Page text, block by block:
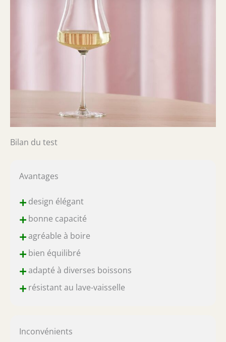
Bilan du test
Avantages
+design élégant
+bonne capacité
+agréable à boire
+bien équilibré
+adapté à diverses boissons
+résistant au lave-vaisselle
Inconvénients